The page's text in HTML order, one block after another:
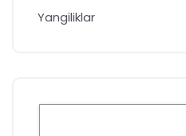
Yangiliklar